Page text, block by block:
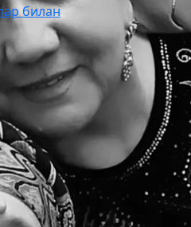
билан